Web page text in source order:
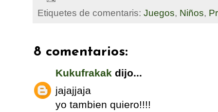
Etiquetes de comentaris: Juegos, Niños,
8 comentarios:
Kukufrakak dijo...
jajajjaja
yo tambien quiero!!!!